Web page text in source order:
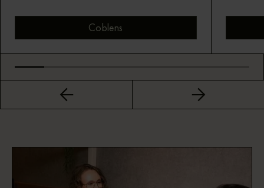
Coblens
Bekijk montuur